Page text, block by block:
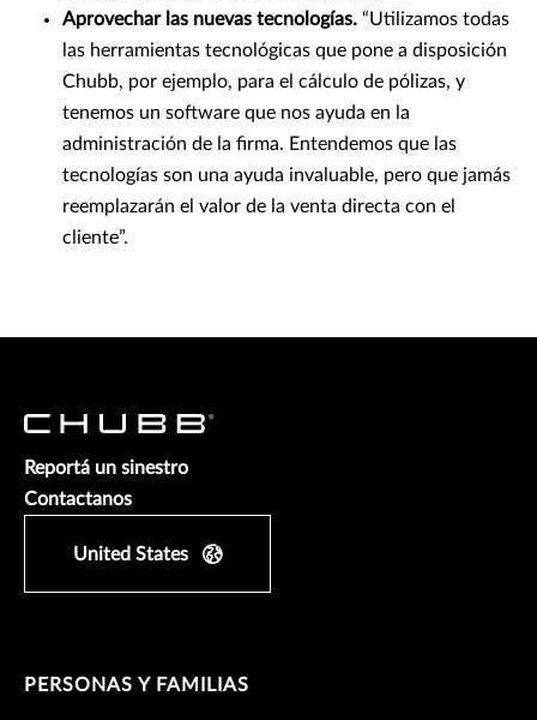
Aprovechar las nuevas tecnologías. “Utilizamos todas
las herramientas tecnológicas que pone a disposición
Chubb, por ejemplo, para el cálculo de pólizas, y
tenemos un software que nos ayuda en la
administración de la firma. Entendemos que las
tecnologías son una ayuda invaluable, pero que jamás
reemplazarán el valor de la venta directa con el
cliente”.
Reportá un sinestro
Contactanos
United States
PERSONAS Y FAMILIAS